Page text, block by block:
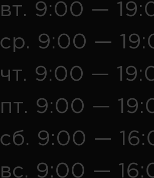
вт. 9:00 —
ср. 9:00 —
чт. 9:00 —
пт. 9:00 —
сб. 9:00 —
вс. 9:00 —